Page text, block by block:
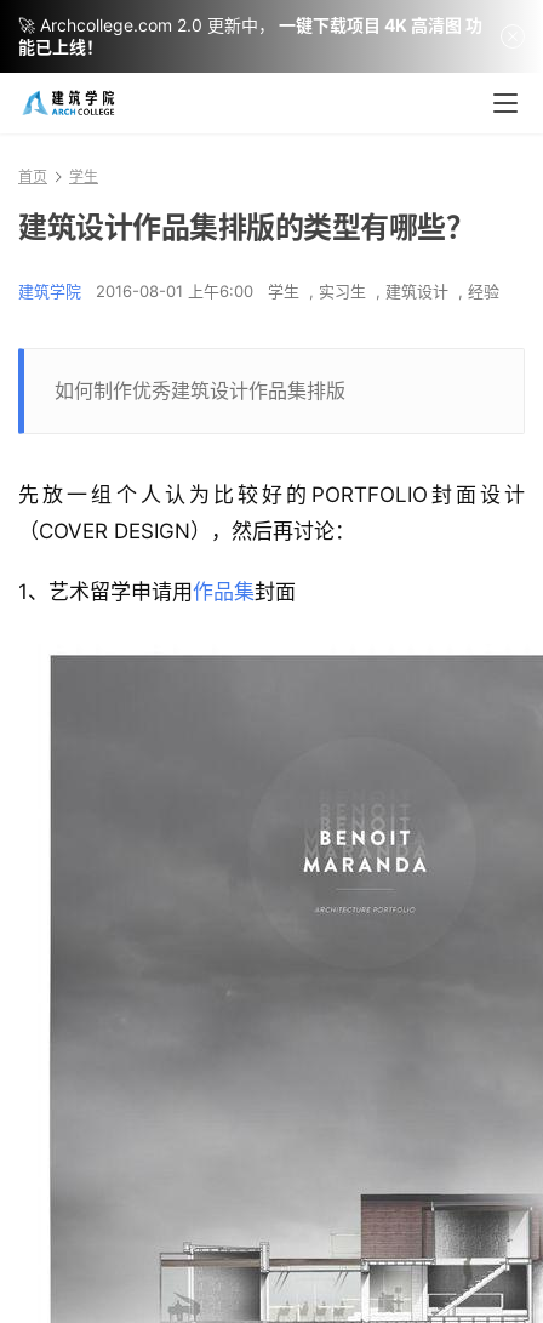
首页 学生
建筑设计作品集排版的类型有哪些？
建筑学院 2016-08-01 上午6:00 学生 , 实习生 , 建筑设计 , 经验
如何制作优秀建筑设计作品集排版
先放一组个人认为比较好的PORTFOLIO封面设计
（COVER DESIGN），然后再讨论：
1、艺术留学申请用作品集封面
🚀 Archcollege.com 2.0 更新中，
一键下载项目 4K 高清图 功
能已上线！